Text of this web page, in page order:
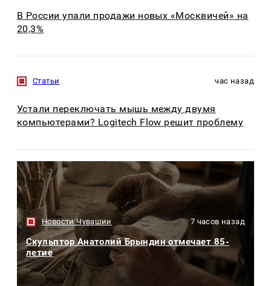
В России упали продажи новых «Москвичей» на
20,3%
Статьи час назад
Устали переключать мышь между двумя
компьютерами? Logitech Flow решит проблему
Новости Чувашии 7 часов назад
Скульптор Анатолий Брындин отмечает 85-
летие